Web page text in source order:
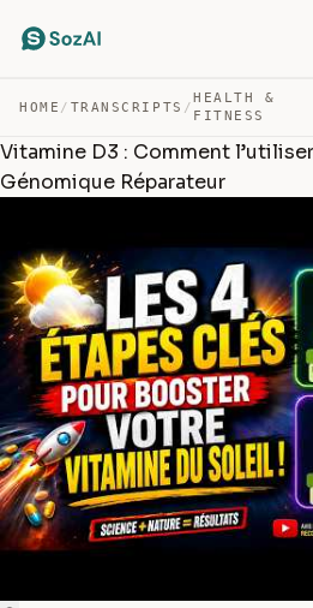
HOME / TRANSCRIPTS /
HEALTH &
FITNESS
Vitamine D3 : Comment
Génomique Réparateur